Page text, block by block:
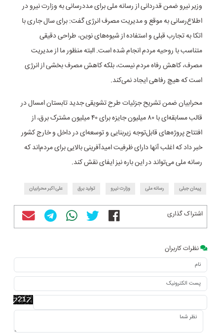
وزیر نیرو ضمن قدردانی از رسانه ملی برای مددرسانی به وزارت نیرو در
اطلاع‌رسانی به موقع و مدیریت مصرف انرژی گفت: برای سال جاری با
اتکا به تجارب قبلی و استفاده از شیوه‌های نوین، طراحی دقیقی
متناسب با روحیه مردم انجام شده است. البته منظور ما از مدیریت
مصرف، کاهش رفاه مردم نیست، بلکه کاهش مصرف بخشی از انرژی
است که هیچ رفاهی ایجاد نمی‌کند.
محرابیان ضمن تشریح جزئیات طرح تشویقی جدید تابستان امسال در
قالب مسابقه‌ای با ۸۰ میلیون جایزه برای ۴۰ میلیون مشترک برق، از
افتتاح پروژه‌های قابل‌توجه زیربنایی و توسعه‌ای در داخل و خارج کشور
خبر داد که اغلب آنها دارای ظرفیت امیدآفرینی بالایی برای مردم‌اند که
رسانه ملی می‌تواند در این باره نیز ایفای نقش کند.
پیمان جبلی رسانه ملی وزارت نیرو تولید برق علی اکبر محرابیان
اشتراک گذاری
نظرات کاربران